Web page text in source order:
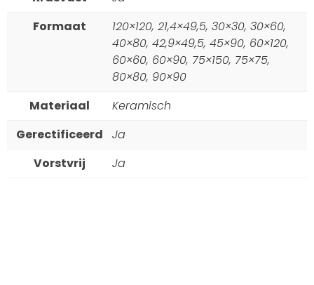
Formaat
120×120, 21,4×49,5, 30×30, 30×60,
40×80, 42,9×49,5, 45×90, 60×120,
60×60, 60×90, 75×150, 75×75,
80×80, 90×90
Materiaal
Keramisch
Gerectificeerd
Ja
Vorstvrij
Ja